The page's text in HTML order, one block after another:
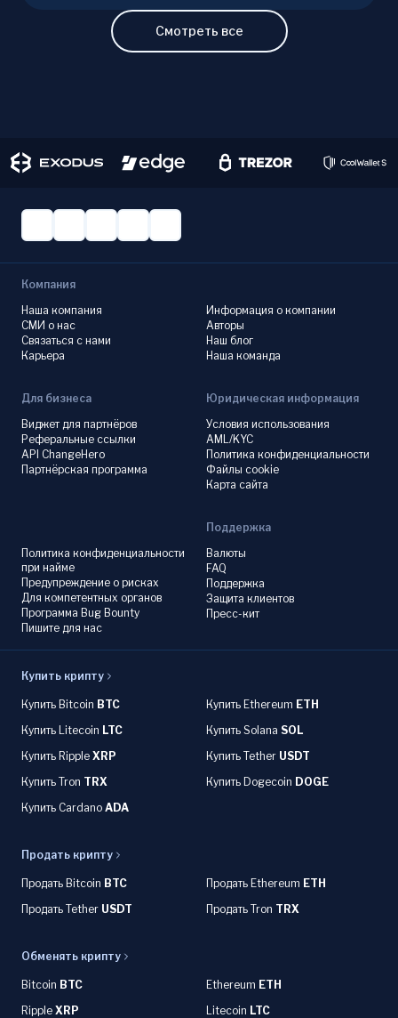
Смотреть все
Компания
Наша компания
СМИ о нас
Связаться с нами
Карьера
Информация о компании
Авторы
Наш блог
Наша команда
Для бизнеса
Виджет для партнёров
Реферальные ссылки
API ChangeHero
Партнёрская программа
Юридическая информация
Условия использования
AML/KYC
Политика конфиденциальности
Файлы cookie
Карта сайта
Политика конфиденциальности
при найме
Предупреждение о рисках
Для компетентных органов
Программа Bug Bounty
Пишите для нас
Поддержка
Валюты
FAQ
Поддержка
Защита клиентов
Пресс-кит
Купить крипту
Купить Bitcoin BTC Купить Ethereum ETH
Купить Litecoin LTC Купить Solana SOL
Купить Ripple XRP Купить Tether USDT
Купить Tron TRX Купить Dogecoin DOGE
Купить Cardano ADA
Продать крипту
Продать Bitcoin BTC Продать Ethereum ETH
Продать Tether USDT Продать Tron TRX
Обменять крипту
Bitcoin BTC Ethereum ETH
Ripple XRP Litecoin LTC